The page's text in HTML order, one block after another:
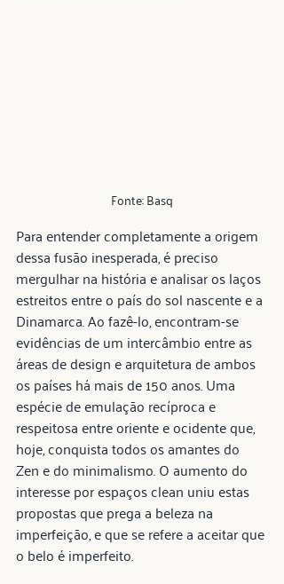
Fonte: Basq
Para entender completamente a origem
dessa fusão inesperada, é preciso
mergulhar na história e analisar os laços
estreitos entre o país do sol nascente e a
Dinamarca. Ao fazê-lo, encontram-se
evidências de um intercâmbio entre as
áreas de design e arquitetura de ambos
os países há mais de 150 anos. Uma
espécie de emulação recíproca e
respeitosa entre oriente e ocidente que,
hoje, conquista todos os amantes do
Zen e do minimalismo. O aumento do
interesse por espaços clean uniu estas
propostas que prega a beleza na
imperfeição, e que se refere a aceitar que
o belo é imperfeito.